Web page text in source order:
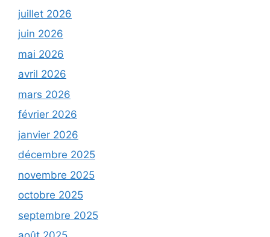
juillet 2026
juin 2026
mai 2026
avril 2026
mars 2026
février 2026
janvier 2026
décembre 2025
novembre 2025
octobre 2025
septembre 2025